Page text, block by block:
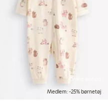
Medlem: -25% børnetøj